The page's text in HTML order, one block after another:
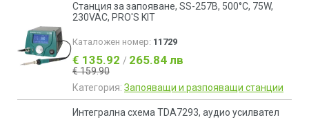
Станция за запояване, SS-257B, 500°C, 75W,
230VAC, PRO'S KIT
Каталожен номер: 11729
€ 135.92 / 265.84 лв
€ 159.90
Категория: Запояващи и разпояващи станции
Интегрална схема TDA7293, аудио усилвател